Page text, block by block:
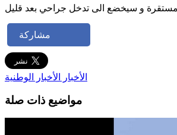
مشاركة
الأخبار الأخبار الوطنية
مواضيع ذات صلة